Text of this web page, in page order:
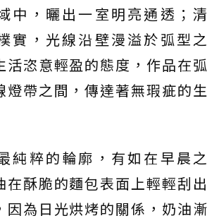
中，曬出一室明亮通透；清
實，光線沿壁漫溢於弧型之
活恣意輕盈的態度，作品在弧
燈帶之間，傳達著無瑕疵的生
純粹的輪廓，有如在早晨之
在酥脆的麵包表面上輕輕刮出
因為日光烘烤的關係，奶油漸